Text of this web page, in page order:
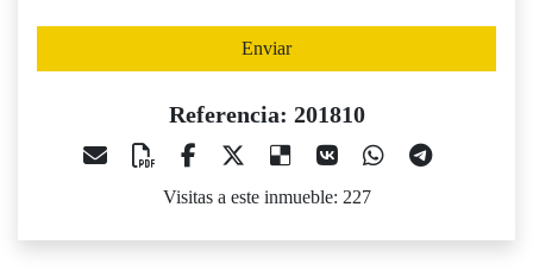
Enviar
Referencia: 201810
Visitas a este inmueble: 227